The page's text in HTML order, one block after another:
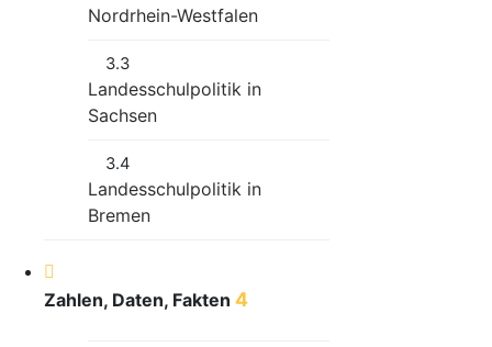
Nordrhein-Westfalen
3.3
Landesschulpolitik in
Sachsen
3.4
Landesschulpolitik in
Bremen
Zahlen, Daten, Fakten 4